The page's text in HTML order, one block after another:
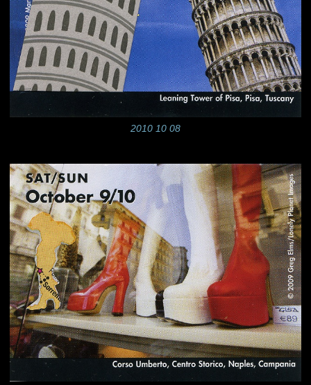
2010 10 08